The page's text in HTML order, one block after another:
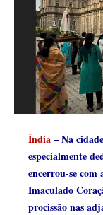
Índia– Na
especialmente
encerrou-se com
Imaculado
procissão nas